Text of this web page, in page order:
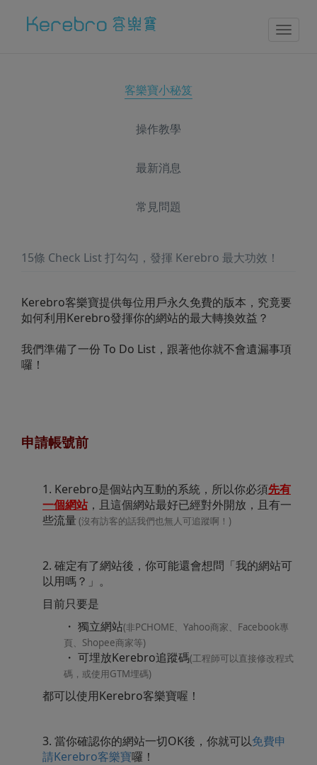
客樂寶小秘笈
操作教學
最新消息
常見問題
15條 Check List 打勾勾，發揮 Kerebro 最大功效！
Kerebro客樂寶提供每位用戶永久免費的版本， 究竟要
如何利用Kerebro發揮你的網站的最大轉換效益？
我們準備了一份 To Do List，跟著他你就不會遺漏事項
囉！
申請帳號前
1. Kerebro是個站內互動的系統，所以你必須先有
一個網站 ，且這個網站最好已經對外開放，且有一
些流量(沒有訪客的話我們也無人可追蹤啊！)
2. 確定有了網站後，你可能還會想問「我的網站可
以用嗎？」。
目前只要是
・ 獨立網站(非PCHOME、Yahoo商家、Facebook專
頁、Shopee商家等)
・ 可埋放Kerebro追蹤碼(工程師可以直接修改程式
碼，或使用GTM埋碼)
都可以使用Kerebro客樂寶喔！
3. 當你確認你的網站一切OK後，你就可以免費申
請Kerebro客樂寶囉！